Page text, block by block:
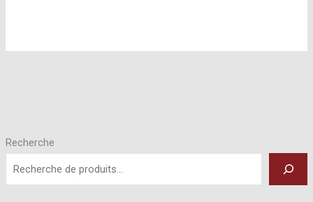
Recherche